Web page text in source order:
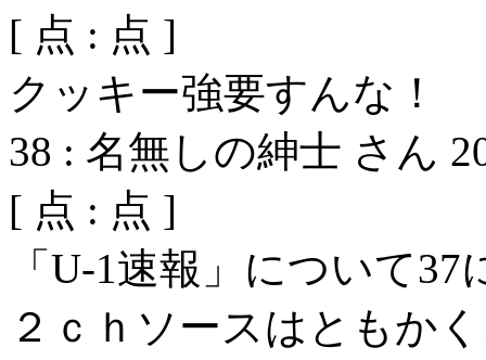
[ 点 : 点 ]
クッキー強要すんな！
38 : 名無しの紳士 さん
[ 点 : 点 ]
「U-1速報」について37
２ｃｈソースはともか